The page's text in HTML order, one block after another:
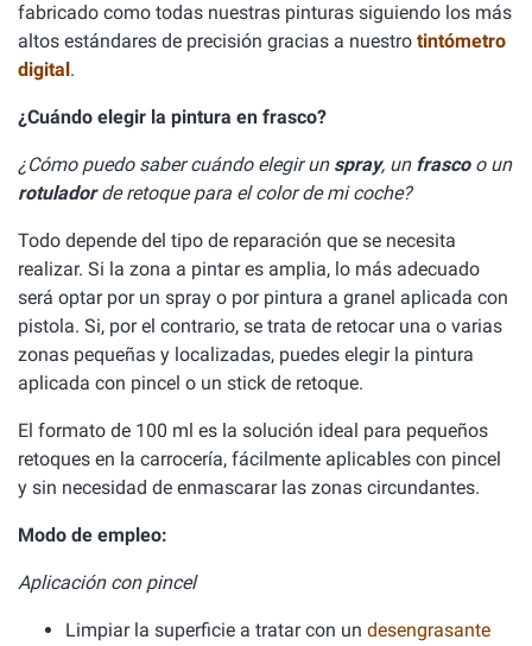
fabricado como todas nuestras pinturas siguiendo los más
altos estándares de precisión gracias a nuestro tintómetro
digital.
¿Cuándo elegir la pintura en frasco?
¿Cómo puedo saber cuándo elegir un spray, un frascoo un
rotuladorde retoque para el color de mi coche?
Todo depende del tipo de reparación que se necesita
realizar. Si la zona a pintar es amplia, lo más adecuado
será optar por un spray o por pintura a granel aplicada con
pistola. Si, por el contrario, se trata de retocar una o varias
zonas pequeñas y localizadas, puedes elegir la pintura
aplicada con pincel o un stick de retoque.
El formato de 100 ml es la solución ideal para pequeños
retoques en la carrocería, fácilmente aplicables con pincel
y sin necesidad de enmascarar las zonas circundantes.
Modo de empleo:
Aplicación con pincel
Limpiar la superficie a tratar con un desengrasante